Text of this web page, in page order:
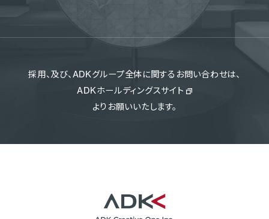
採用、及び、ADKグループ全体に関するお問い合わせは、
ADKホールディングスサイト
よりお願いいたします。